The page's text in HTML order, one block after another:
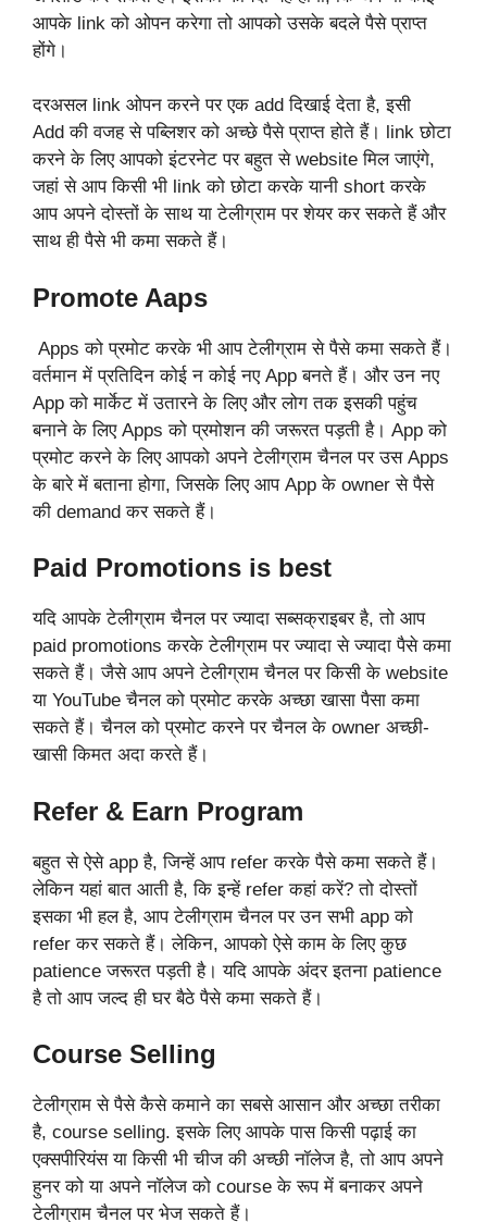
आपके link को ओपन करेगा तो आपको उसके बदले पैसे प्राप्त
होंगे।
दरअसल link ओपन करने पर एक add दिखाई देता है, इसी
Add की वजह से पब्लिशर को अच्छे पैसे प्राप्त होते हैं। link छोटा
करने के लिए आपको इंटरनेट पर बहुत से website मिल जाएंगे,
जहां से आप किसी भी link को छोटा करके यानी short करके
आप अपने दोस्तों के साथ या टेलीग्राम पर शेयर कर सकते हैं और
साथ ही पैसे भी कमा सकते हैं।
Promote Aaps
Apps को प्रमोट करके भी आप टेलीग्राम से पैसे कमा सकते हैं।
वर्तमान में प्रतिदिन कोई न कोई नए App बनते हैं। और उन नए
App को मार्केट में उतारने के लिए और लोग तक इसकी पहुंच
बनाने के लिए Apps को प्रमोशन की जरूरत पड़ती है। App को
प्रमोट करने के लिए आपको अपने टेलीग्राम चैनल पर उस Apps
के बारे में बताना होगा, जिसके लिए आप App के owner से पैसे
की demand कर सकते हैं।
Paid Promotions is best
यदि आपके टेलीग्राम चैनल पर ज्यादा सब्सक्राइबर है, तो आप
paid promotions करके टेलीग्राम पर ज्यादा से ज्यादा पैसे कमा
सकते हैं। जैसे आप अपने टेलीग्राम चैनल पर किसी के website
या YouTube चैनल को प्रमोट करके अच्छा खासा पैसा कमा
सकते हैं। चैनल को प्रमोट करने पर चैनल के owner अच्छी-
खासी किमत अदा करते हैं।
Refer & Earn Program
बहुत से ऐसे app है, जिन्हें आप refer करके पैसे कमा सकते हैं।
लेकिन यहां बात आती है, कि इन्हें refer कहां करें? तो दोस्तों
इसका भी हल है, आप टेलीग्राम चैनल पर उन सभी app को
refer कर सकते हैं। लेकिन, आपको ऐसे काम के लिए कुछ
patience जरूरत पड़ती है। यदि आपके अंदर इतना patience
है तो आप जल्द ही घर बैठे पैसे कमा सकते हैं।
Course Selling
टेलीग्राम से पैसे कैसे कमाने का सबसे आसान और अच्छा तरीका
है, course selling. इसके लिए आपके पास किसी पढ़ाई का
एक्सपीरियंस या किसी भी चीज की अच्छी नॉलेज है, तो आप अपने
हुनर को या अपने नॉलेज को course के रूप में बनाकर अपने
टेलीग्राम चैनल पर भेज सकते हैं।